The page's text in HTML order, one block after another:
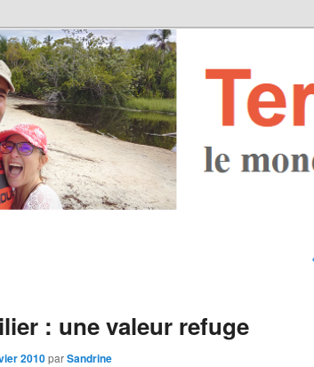
: une valeur refuge
2010parSandrine